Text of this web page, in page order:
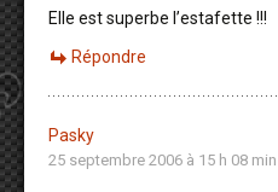
Elle est superbe l’estafette !!!
Répondre
Pasky
25 septembre 2006 à 15 h 08 min